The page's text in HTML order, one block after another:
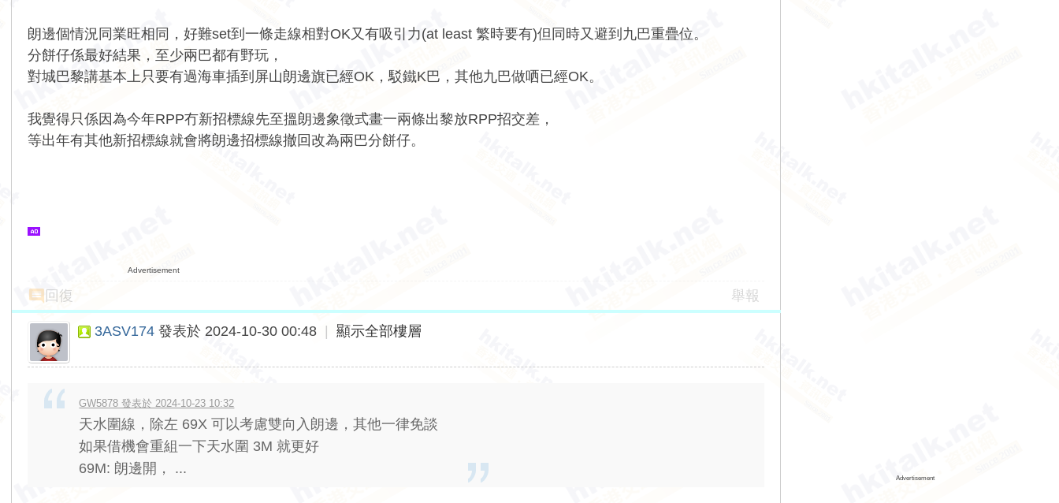
朗邊個情況同業旺相同，好難set到一條走線相對OK又有吸引力(at least 繁時要有)但同時又避到九巴重疊位。
分餅仔係最好結果，至少兩巴都有野玩，
對城巴黎講基本上只要有過海車插到屏山朗邊旗已經OK，駁鐵K巴，其他九巴做哂已經OK。
我覺得只係因為今年RPP冇新招標線先至搵朗邊象徵式畫一兩條出黎放RPP招交差，
等出年有其他新招標線就會將朗邊招標線撤回改為兩巴分餅仔。
Advertisement
回復 舉報
3ASV174 發表於 2024-10-30 00:48 顯示全部樓層
GW5878 發表於 2024-10-23 10:32
天水圍線，除左 69X 可以考慮雙向入朗邊，其他一律免談
如果借機會重組一下天水圍 3M 就更好
69M: 朗邊開， ...
Advertisement